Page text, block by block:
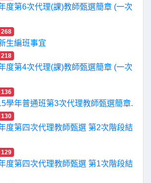
度第6次代理(課)教師甄選簡章 (一次
268
生編班事宜
218
度第4次代理(課)教師甄選簡章 (一次
136
學年普通班第3次代理教師甄選簡章.
130
度第四次代理教師甄選 第2次階段結
129
度第四次代理教師甄選 第1次階段結